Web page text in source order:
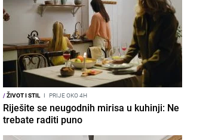
/ŽIVOT I STIL I PRIJE OKO 4H
Riješite se neugodnih mirisa u kuhinji: Ne
trebate raditi puno